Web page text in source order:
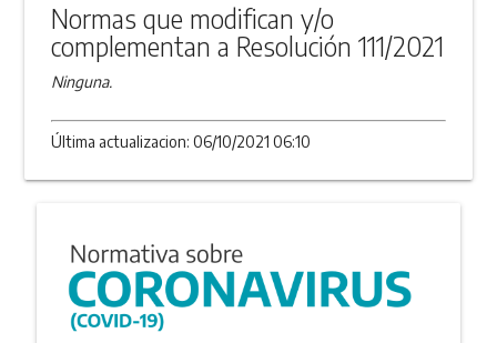
Normas que modifican y/o
complementan a Resolución 111/2021
Ninguna.
Última actualizacion: 06/10/2021 06:10